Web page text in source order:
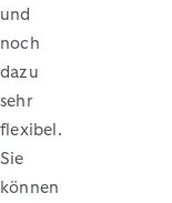
und
noch
dazu
sehr
flexibel.
Sie
können